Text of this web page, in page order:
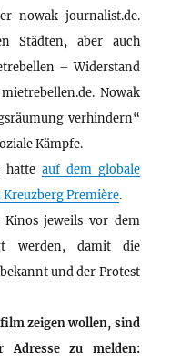
nowak-journalist.de.
Städten, aber auch
– Widerstand
Nowak
verhindern“
Kämpfe.
hatte auf dem globale
Première.
jeweils vor dem
werden, damit die
und der Protest
zeigen wollen, sind
Adresse zu melden: